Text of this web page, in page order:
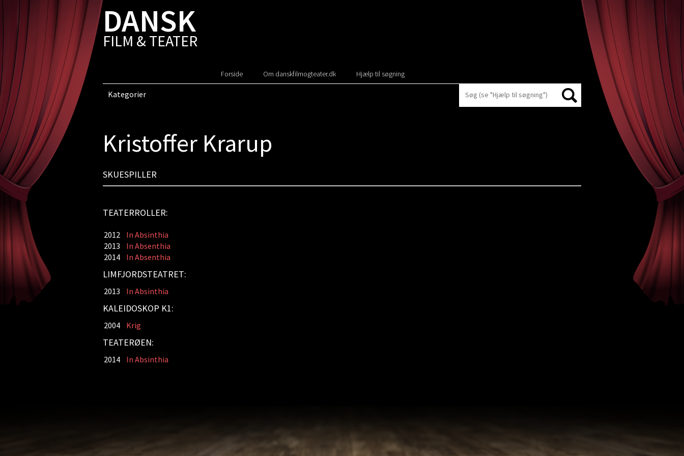
DANSK
FILM & TEATER
Forside Om danskfilmogteater.dk Hjælp til søgning
Kategorier
Kristoffer Krarup
SKUESPILLER
TEATERROLLER:
2012
In Absinthia
2013
In Absenthia
2014
In Absenthia
LIMFJORDSTEATRET:
2013 In Absinthia
KALEIDOSKOP K1:
2004 Krig
TEATERØEN:
2014 In Absinthia